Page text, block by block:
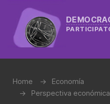
Home
Economía
Perspectiva